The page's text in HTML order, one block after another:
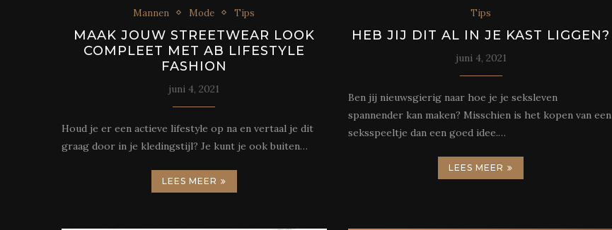
Mannen Mode Tips
MAAK JOUW STREETWEAR LOOK
COMPLEET MET AB LIFESTYLE
FASHION
juni 4, 2021
Houd je er een actieve lifestyle op na en vertaal je dit
graag door in je kledingstijl? Je kunt je ook buiten…
LEES MEER
Tips
HEB JIJ DIT AL IN JE KAST LIGGEN?
juni 4, 2021
Ben jij nieuwsgierig naar hoe je je seksleven
spannender kan maken? Misschien is het kopen van een
seksspeeltje dan een goed idee.…
LEES MEER